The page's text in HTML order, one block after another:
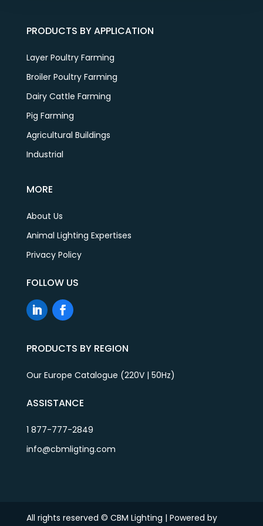
PRODUCTS BY APPLICATION
Layer Poultry Farming
Broiler Poultry Farming
Dairy Cattle Farming
Pig Farming
Agricultural Buildings
Industrial
MORE
About Us
Animal Lighting Expertises
Privacy Policy
FOLLOW US
PRODUCTS BY REGION
Our Europe Catalogue (220V | 50Hz)
ASSISTANCE
1 877-777-2849
info@cbmligting.com
All rights reserved © CBM Lighting | Powered by